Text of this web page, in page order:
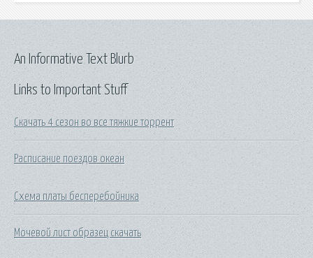
Links to Important Stuff
Скачать 4 сезон во все тяжкие торрент
Расписание поездов океан
Схема платы бесперебойника
Мочевой лист образец скачать
An Informative Text Blurb